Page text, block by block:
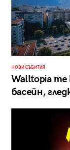
НОВИ СЪБИТИЯ
Walltopia те
басейн,